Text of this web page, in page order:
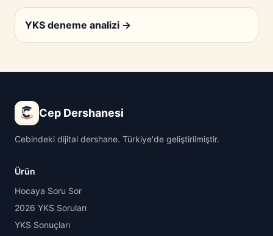
YKS deneme analizi →
Cep Dershanesi
Cebindeki dijital dershane. Türkiye'de geliştirilmiştir.
Ürün
Hocaya Soru Sor
2026 YKS Soruları
YKS Sonuçları